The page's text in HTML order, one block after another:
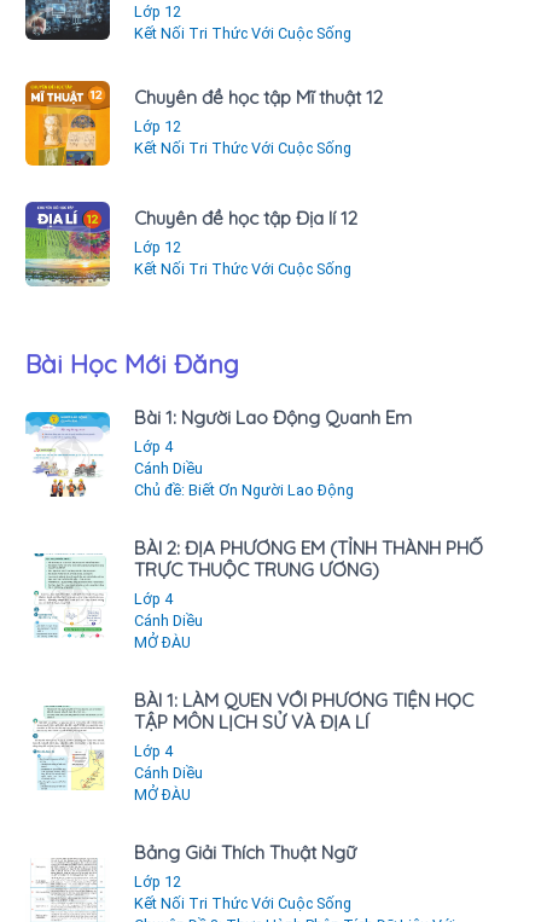
Lớp 12
Kết Nối Tri Thức Với Cuộc Sống
Chuyên đề học tập Mĩ thuật 12
Lớp 12
Kết Nối Tri Thức Với Cuộc Sống
Chuyên đề học tập Địa lí 12
Lớp 12
Kết Nối Tri Thức Với Cuộc Sống
Bài Học Mới Đăng
Bài 1: Người Lao Động Quanh Em
Lớp 4
Cánh Diều
Chủ đề: Biết Ơn Người Lao Động
BÀI 2: ĐỊA PHƯƠNG EM (TỈNH THÀNH PHỐ
TRỰC THUỘC TRUNG ƯƠNG)
Lớp 4
Cánh Diều
MỞ ĐÀU
BÀI 1: LÀM QUEN VỚI PHƯƠNG TIỆN HỌC
TẬP MÔN LỊCH SỬ VÀ ĐỊA LÍ
Lớp 4
Cánh Diều
MỞ ĐÀU
Bảng Giải Thích Thuật Ngữ
Lớp 12
Kết Nối Tri Thức Với Cuộc Sống